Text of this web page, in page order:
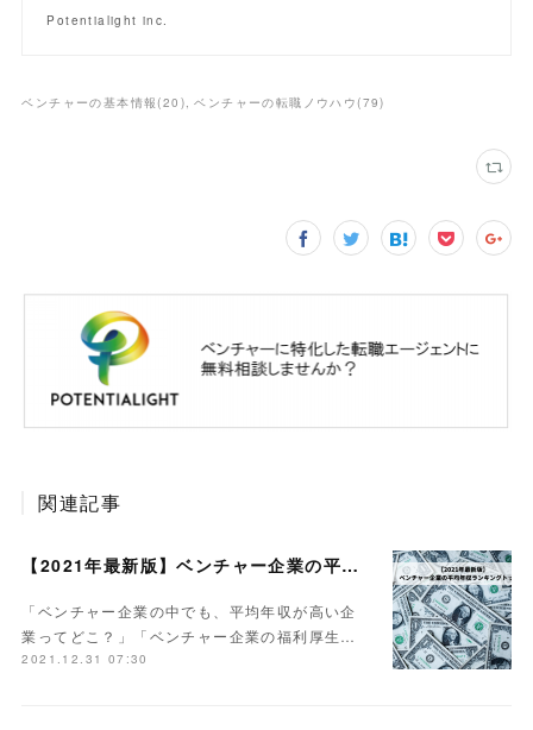
Potentialight inc.
ベンチャーの基本情報(20 ) ベンチャーの転職ノウハウ(79)
関連記事
【2021年最新版】ベンチャー企業の平均年収ランキング｜トップ10
「ベンチャー企業の中でも、平均年収が高い企
業ってどこ？」「ベンチャー企業の福利厚生…
2021.12.31 07:30